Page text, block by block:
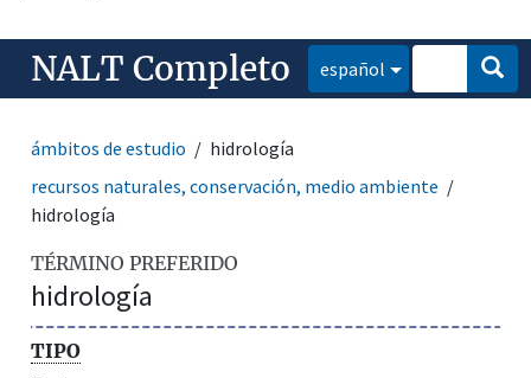
NALT Completo español
ámbitos de estudio
hidrología
recursos naturales, conservación, medio ambiente
hidrología
TÉRMINO PREFERIDO
hidrología
TIPO